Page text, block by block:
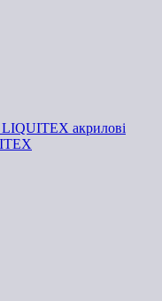
акрилові